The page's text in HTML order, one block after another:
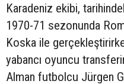
Karadeniz ekibi,
1970-71 sezonunda
Koska ile
yabancı oyuncu
Alman futbolcu Jürgen